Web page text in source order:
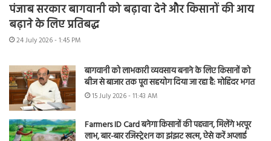
पंजाब सरकार बागवानी को बढ़ावा देने और किसानों की आय
बढ़ाने के लिए प्रतिबद्ध
24 July 2026 - 1:45 PM
बागवानी को लाभकारी व्यवसाय बनाने के लिए किसानों को
बीज से बाजार तक पूरा सहयोग दिया जा रहा है: मोहिंदर भगत
15 July 2026 - 11:43 AM
Farmers ID Card बनेगा किसानों की पहचान, मिलेंगे भरपूर
लाभ, बार-बार रजिस्ट्रेशन का झंझट खत्म, ऐसे करें अप्लाई